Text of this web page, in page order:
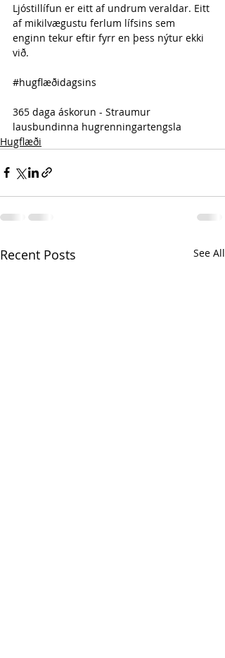
Ljóstillífun er eitt af undrum veraldar. Eitt
af mikilvægustu ferlum lífsins sem
enginn tekur eftir fyrr en þess nýtur ekki
við.
#hugflæðidagsins
365 daga áskorun - Straumur
lausbundinna hugrenningartengsla
Hugflæði
Recent Posts See All